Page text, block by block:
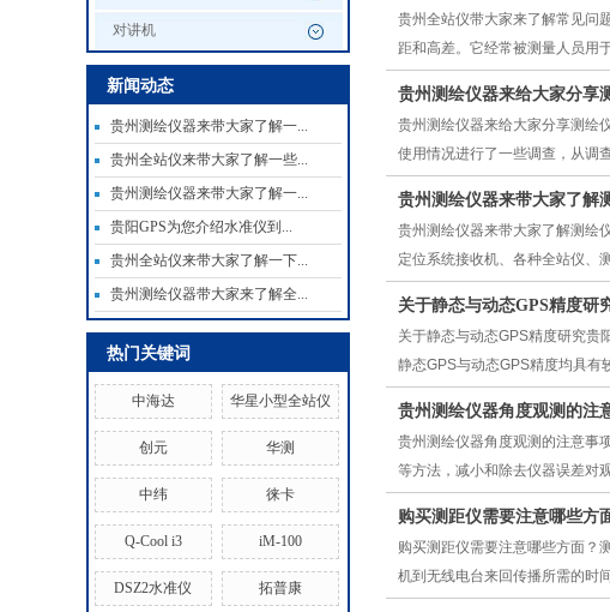
对讲机
新闻动态
贵州测绘仪器来带大家了解一...
贵州全站仪来带大家了解一些...
贵州测绘仪器来带大家了解一...
贵阳GPS为您介绍水准仪到...
贵州全站仪来带大家了解一下...
贵州测绘仪器带大家来了解全...
热门关键词
中海达 华星小型全站仪
创元 华测
中纬 徕卡
Q-Cool i3 iM-100
DSZ2水准仪 拓普康
贵州全站仪带大家来了解常见问
距和高差。它经常被测量人员用
贵州测绘仪器来给大家分享
贵州测绘仪器来给大家分享测绘
使用情况进行了一些调查，从调
贵州测绘仪器来带大家了解
贵州测绘仪器来带大家了解测绘
定位系统接收机、各种全站仪、
关于静态与动态GPS精度研
关于静态与动态GPS精度研究贵
静态GPS与动态GPS精度均具有
贵州测绘仪器角度观测的注
贵州测绘仪器角度观测的注意事
等方法，减小和除去仪器误差对
购买测距仪需要注意哪些方
购买测距仪需要注意哪些方面？
机到无线电台来回传播所需的时